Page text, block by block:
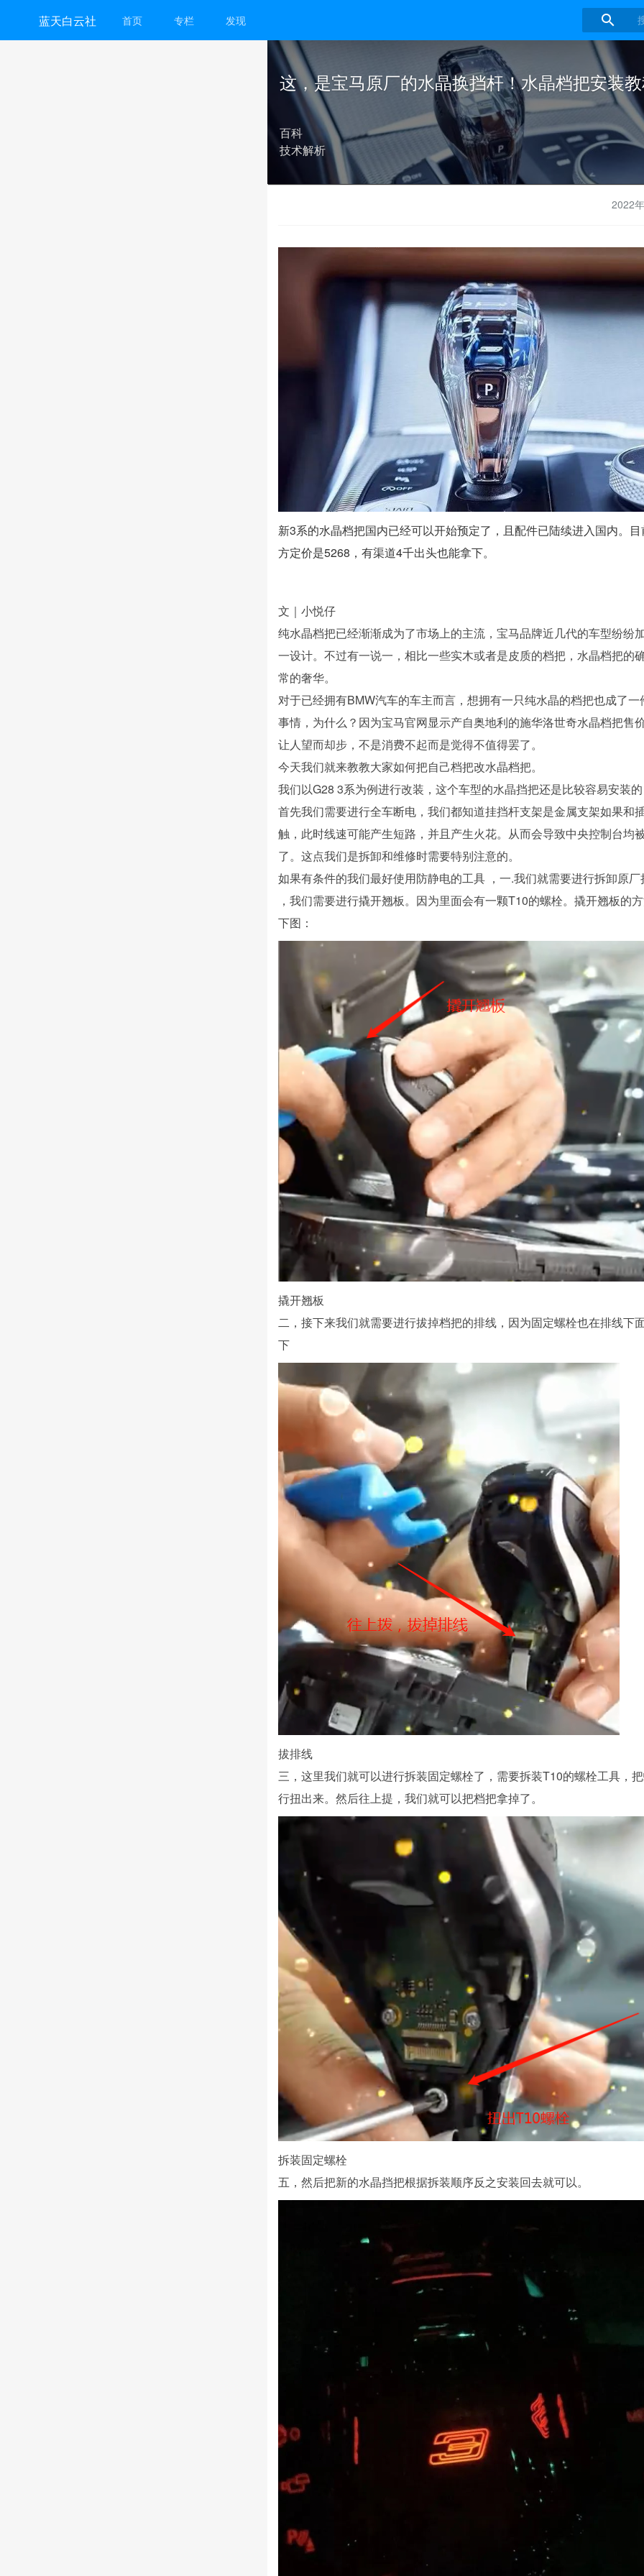
蓝天白云社 首页 专栏 发现 
这，是宝马原厂的水晶换挡杆！水晶档把安装
百科
技术解析
2022
新3系的水晶档把国内已经可以开始预定了，且配件已陆续进入国内。
方定价是5268，有渠道4千出头也能拿下。
文｜ 小悦仔
纯水晶档把已经渐渐成为了市场上的主流，宝马品牌近几代的车型纷纷
一设计。 不过有一说一，相比一些实木或者是皮质的档把，水晶档把的
常的奢华。
对于已经拥有BMW汽车的车主而言，想拥有一只纯水晶的档把也成了一
事情，为什么？ 因为宝马官网显示产自奥地利的施华洛世奇水晶档把售
让人望而却步，不是消费不起而是觉得不值得罢了。
今天我们就来教教大家如何把自己档把改水晶档把。
我们以G28 3系为例进行改装，这个车型的水晶挡把还是比较容易安装
首先我们需要进行全车断电，我们都知道挂挡杆支架是金属支架如果和
触，此时线速可能产生短路，并且产生火花。从而会导致中央控制台均
了。这点我们是拆卸和维修时需要特别注意的。
如果有条件的我们最好使用防静电的工具 ，一.我们就需要进行拆卸原厂
，我们需要进行撬开翘板。因为里面会有一颗T10的螺栓。撬开翘板的
下图：
撬开翘板
二，接下来我们就需要进行拔掉档把的排线，因为固定螺栓也在排线下
下
拔排线
三，这里我们就可以进行拆装固定螺栓了，需要拆装T10的螺栓工具，
行扭出来。然后往上提，我们就可以把档把拿掉了。
拆装固定螺栓
五，然后把新的水晶挡把根据拆装顺序反之安装回去就可以。